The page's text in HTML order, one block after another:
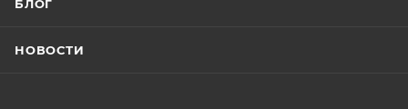
БЛОГ
НОВОСТИ